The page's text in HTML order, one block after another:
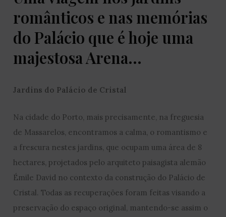
românticos e nas memórias
do Palácio que é hoje uma
majestosa Arena…
Jardins do Palácio de Cristal
Na cidade do Porto, mais precisamente, na freguesia
de Massarelos, encontramos a calma, o romantismo e
a frescura nestes jardins, que ocupam uma área de 8
hectares, projetados pelo arquiteto paisagista alemão
Émile David no contexto da construção do Palácio de
Cristal. Todas as recuperações foram feitas visando a
preservação do espaço original, mantendo-se assim o